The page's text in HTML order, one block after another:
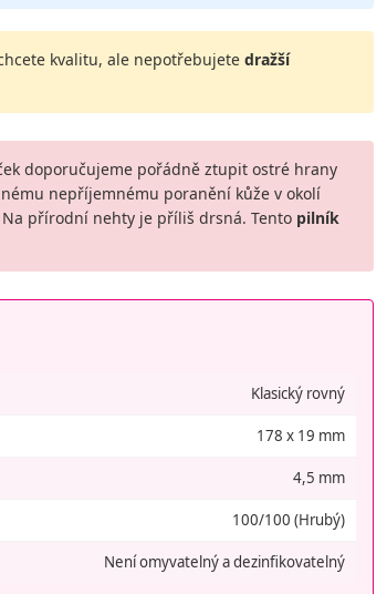
kvalitu, ale nepotřebujete dražší
doporučujeme pořádně ztupit ostré hrany
nepříjemnému poranění kůže v okolí
Na přírodní nehty je příliš drsná. Tento pilník
Klasický rovný
178 x 19 mm
4,5 mm
100/100 (Hrubý)
Není omyvatelný a dezinfikovatelný